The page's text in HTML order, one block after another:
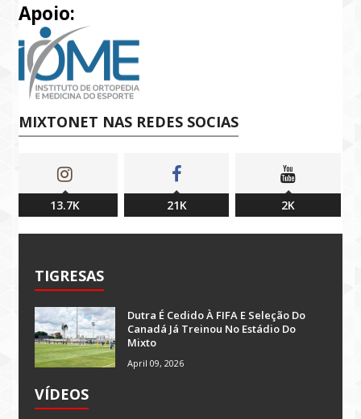
Apoio:
MIXTONET NAS REDES SOCIAS
13.7K 21K 2K
TIGRESAS
Dutra É Cedido À FIFA E Seleção Do
Canadá Já Treinou No Estádio Do
Mixto
April 09, 2026
VÍDEOS